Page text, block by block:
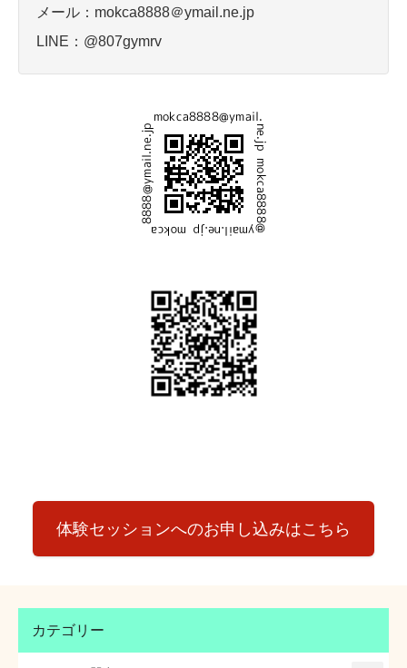
メール：mokca8888＠ymail.ne.jp
LINE：@807gymrv
体験セッションへのお申し込みはこちら
カテゴリー